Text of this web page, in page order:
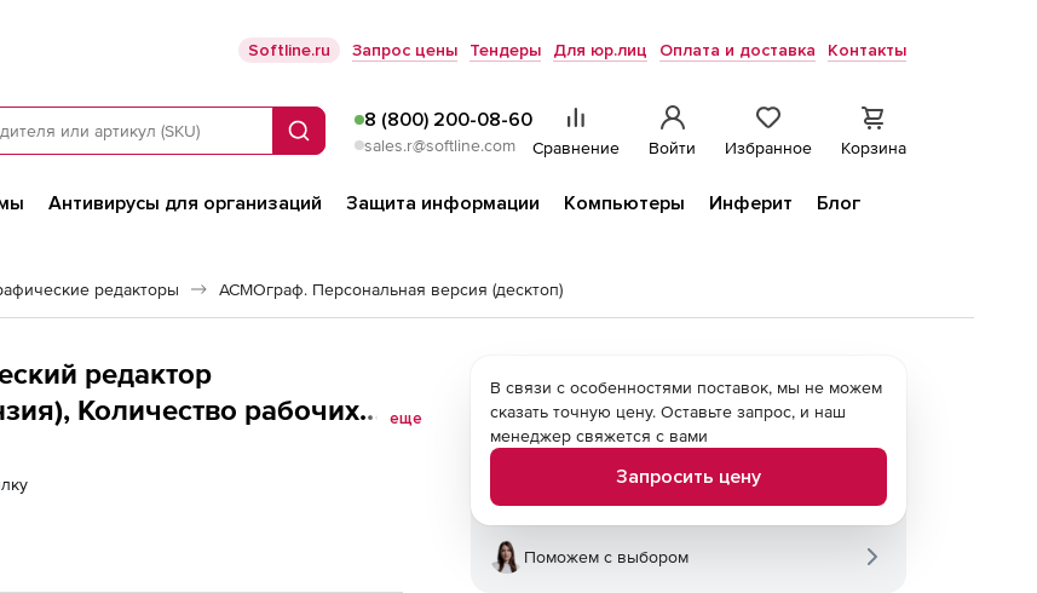
Softline.ru Запрос цены Тендеры Для юр.лиц Оплата и доставка Контакты
Поиск
8 (800) 200-08-60
sales.r@softline.com Сравнение Войти Избранное Корзина
Антивирусы для организаций Защита информации Компьютеры Инферит
Блог
редакторы АСМОграф. Персональная версия (десктоп)
редактор
Количество рабочих
еще
В связи с особенностями поставок, мы не можем
сказать точную цену. Оставьте запрос, и наш
менеджер свяжется с вами
Запросить цену
Поможем с выбором